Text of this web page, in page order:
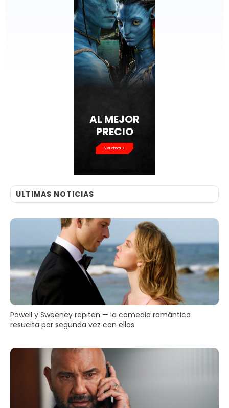
AL MEJOR
PRECIO
Ver ahora
ULTIMAS NOTICIAS
Powell y Sweeney repiten — la comedia romántica
resucita por segunda vez con ellos